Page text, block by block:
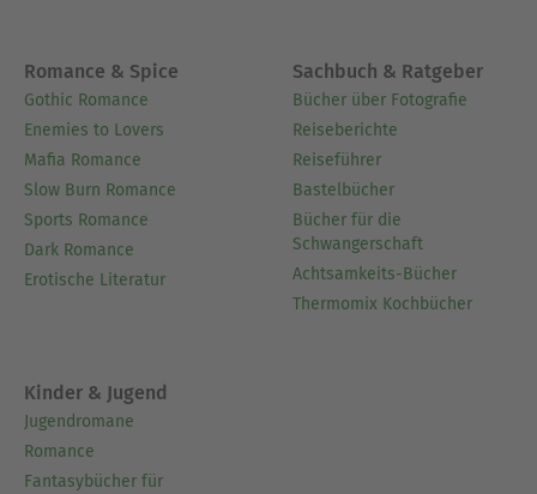
Romance & Spice
Gothic Romance
Enemies to Lovers
Mafia Romance
Slow Burn Romance
Sports Romance
Dark Romance
Erotische Literatur
Sachbuch & Ratgeber
Bücher über Fotografie
Reiseberichte
Reiseführer
Bastelbücher
Bücher für die
Schwangerschaft
Achtsamkeits-Bücher
Thermomix Kochbücher
Kinder & Jugend
Jugendromane
Romance
Fantasybücher für